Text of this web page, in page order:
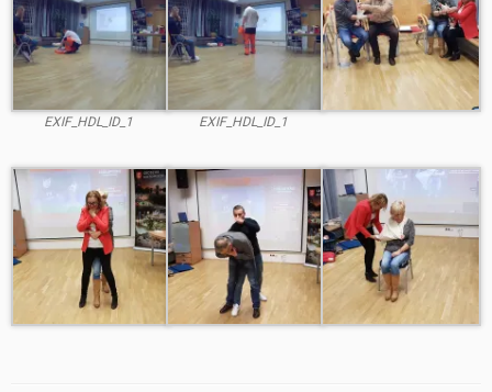
EXIF_HDL_ID_1 EXIF_HDL_ID_1